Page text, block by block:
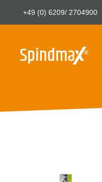
+49 (0) 6209/ 2704900